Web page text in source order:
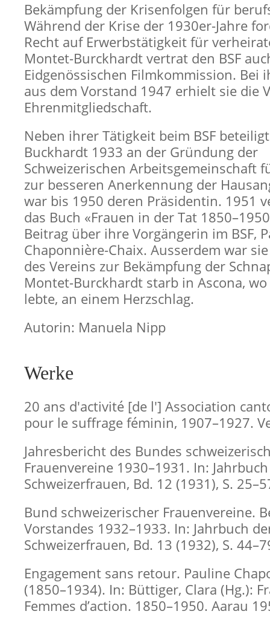
Bekämpfung der Krisenfolgen für
Während der Krise der 1930er-Jahre
Recht auf Erwerbstätigkeit für
Montet-Burckhardt vertrat den BSF
Eidgenössischen Filmkommission. Bei
aus dem Vorstand 1947 erhielt sie die
Ehrenmitgliedschaft.
Neben ihrer Tätigkeit beim BSF
Buckhardt 1933 an der Gründung der
Schweizerischen Arbeitsgemeinschaft
zur besseren Anerkennung der
war bis 1950 deren Präsidentin. 1951
das Buch «Frauen in der Tat
Beitrag über ihre Vorgängerin im BSF,
Chaponnière-Chaix. Ausserdem war
des Vereins zur Bekämpfung der
Montet-Burckhardt starb in Ascona,
lebte, an einem Herzschlag.
Autorin: Manuela Nipp
Werke
20 ans d'activité [de l'] Association
pour le suffrage féminin, 1907–1927.
Jahresbericht des Bundes
Frauenvereine 1930–1931. In:
Schweizerfrauen, Bd. 12 (1931), S.
Bund schweizerischer Frauenvereine.
Vorstandes 1932–1933. In: Jahrbuch
Schweizerfrauen, Bd. 13 (1932), S.
Engagement sans retour. Pauline
(1850–1934). In: Büttiger, Clara (Hg.):
Femmes d’action. 1850–1950. Aarau